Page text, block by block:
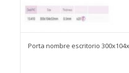
Porta nombre escritorio